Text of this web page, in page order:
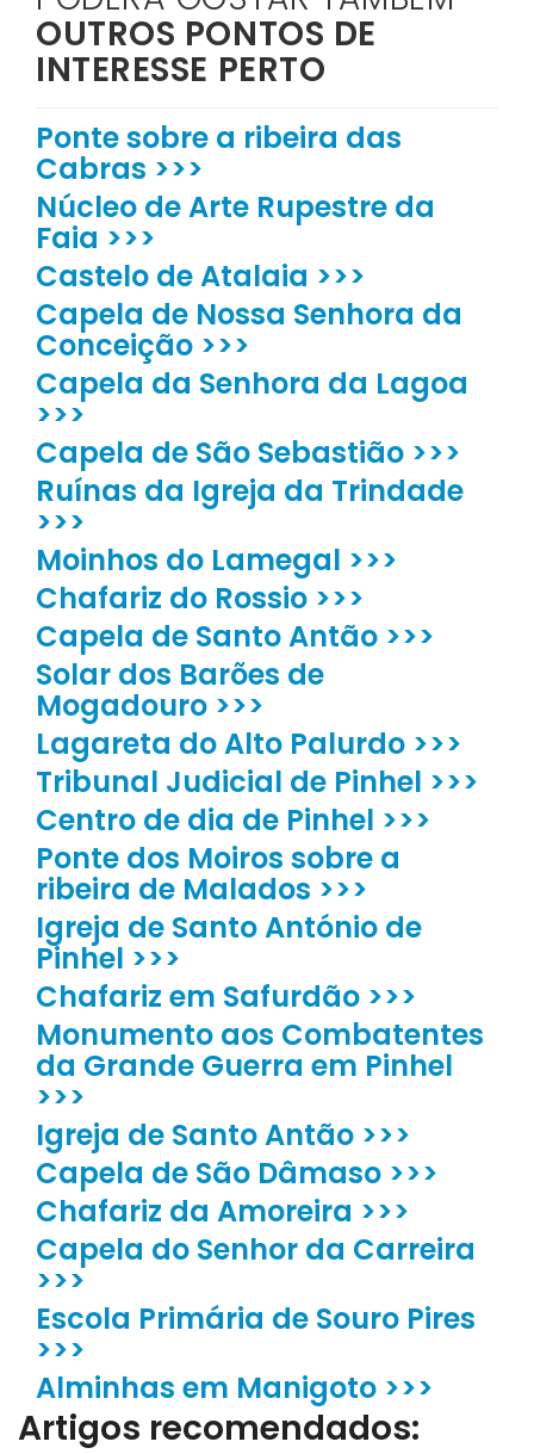
OUTROS PONTOS DE
INTERESSE PERTO
Ponte sobre a ribeira das
Cabras >>>
Núcleo de Arte Rupestre da
Faia >>>
Castelo de Atalaia >>>
Capela de Nossa Senhora da
Conceição >>>
Capela da Senhora da Lagoa
>>>
Capela de São Sebastião >>>
Ruínas da Igreja da Trindade
>>>
Moinhos do Lamegal >>>
Chafariz do Rossio >>>
Capela de Santo Antão >>>
Solar dos Barões de
Mogadouro >>>
Lagareta do Alto Palurdo >>>
Tribunal Judicial de Pinhel >>>
Centro de dia de Pinhel >>>
Ponte dos Moiros sobre a
ribeira de Malados >>>
Igreja de Santo António de
Pinhel >>>
Chafariz em Safurdão >>>
Monumento aos Combatentes
da Grande Guerra em Pinhel
>>>
Igreja de Santo Antão >>>
Capela de São Dâmaso >>>
Chafariz da Amoreira >>>
Capela do Senhor da Carreira
>>>
Escola Primária de Souro Pires
>>>
Alminhas em Manigoto >>>
Artigos recomendados: